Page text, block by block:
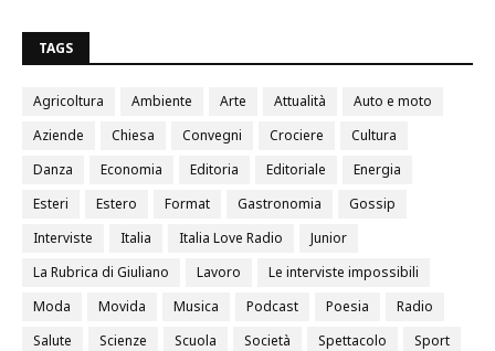
TAGS
Agricoltura Ambiente Arte Attualità
Auto e moto
Aziende
Chiesa Convegni Crociere
Cultura
Danza
Economia Editoria Editoriale
Energia
Esteri
Estero Format Gastronomia
Gossip
Interviste
Italia Italia Love Radio
Junior
La Rubrica di Giuliano
Lavoro
Le interviste impossibili
Moda
Movida Musica Podcast Poesia
Radio
Salute
Scienze Scuola Società Spettacolo
Sport